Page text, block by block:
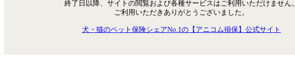
終了日以降、サイトの閲覧および各種サービスはご利用いただけません
ご利用いただきありがとうございました。
犬・猫のペット保険シェアNo.1の【アニコム損保】公式サイト